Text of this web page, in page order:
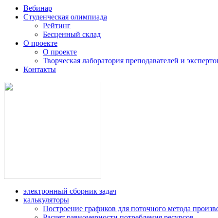
Вебинар
Студенческая олимпиада
Рейтинг
Бесценный склад
О проекте
О проекте
Творческая лаборатория преподавателей и
Контакты
электронный сборник задач
калькуляторы
Построение графиков для поточного метода